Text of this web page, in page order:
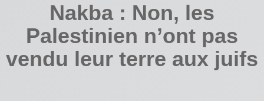
Nakba : Non, les
Palestinien n’ont pas
vendu leur terre aux juifs